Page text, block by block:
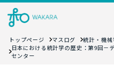
トップページ マスログ
統計・機
日本における統計学の歴史：第9回－
センター